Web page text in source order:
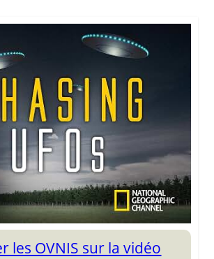
les OVNIS sur la vidéo